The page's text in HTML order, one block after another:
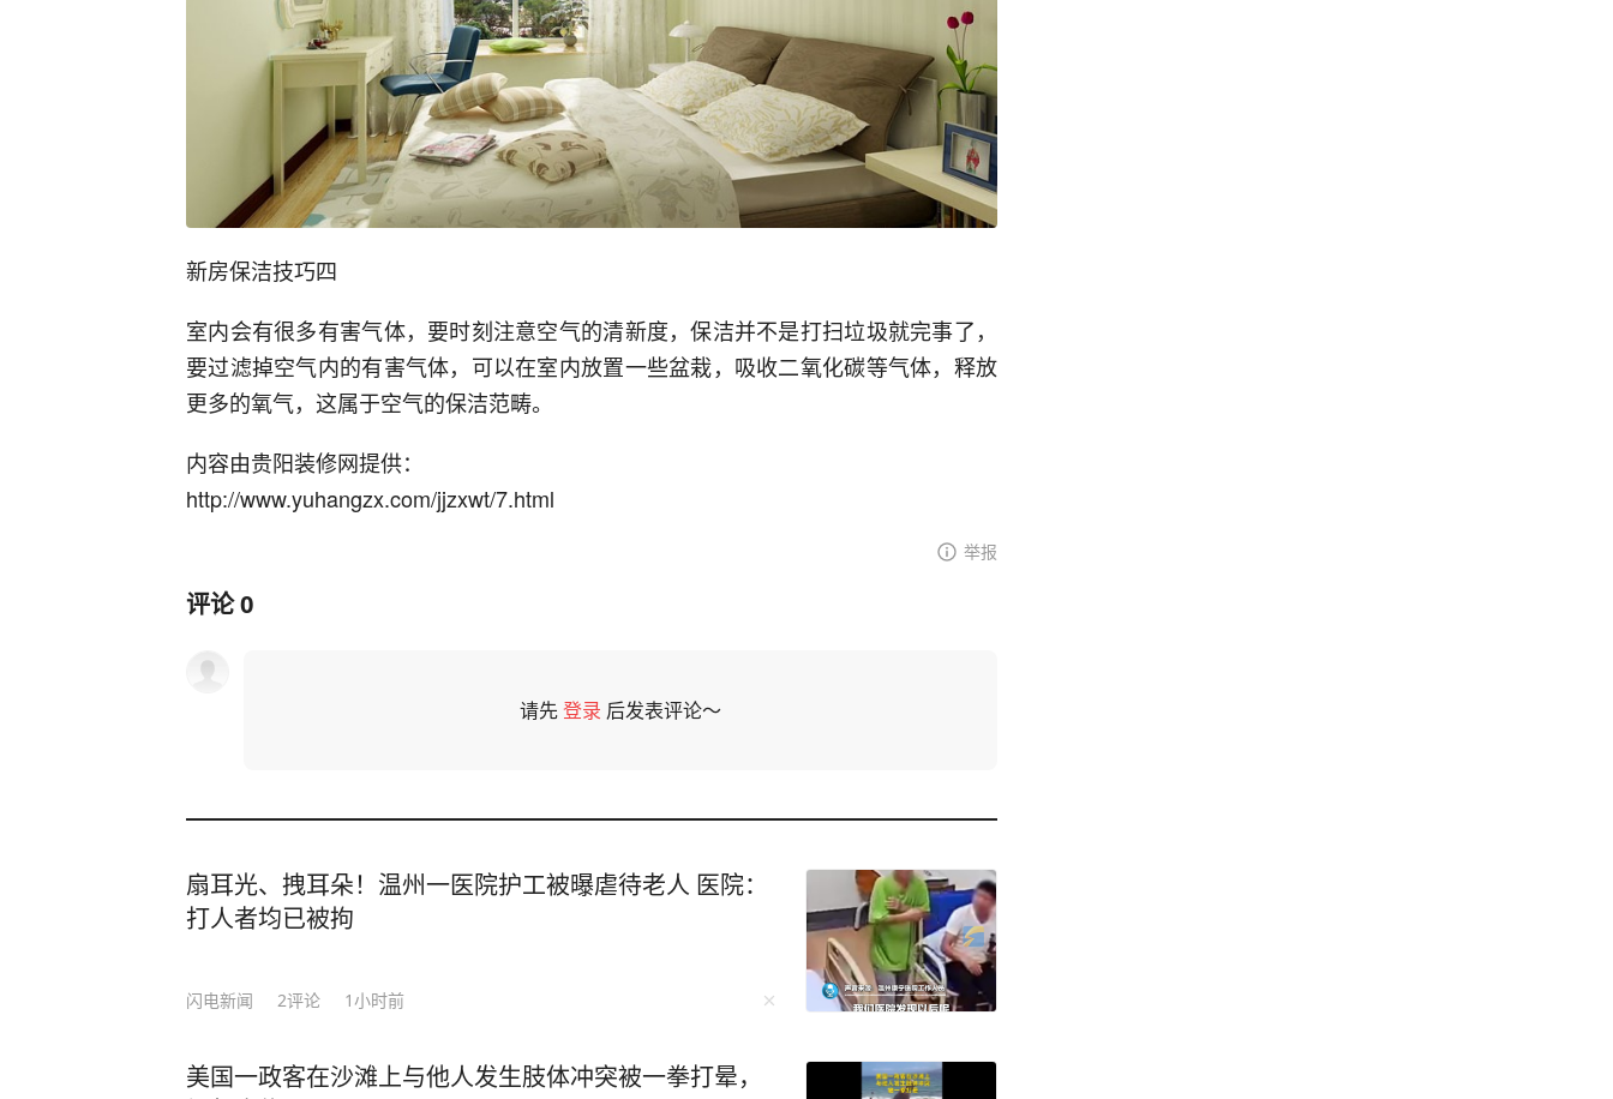
新房保洁技巧四
室内会有很多有害气体，要时刻注意空气的清新度，保洁并不是打扫垃圾就完事了，
要过滤掉空气内的有害气体，可以在室内放置一些盆栽，吸收二氧化碳等气体，释放
更多的氧气，这属于空气的保洁范畴。
内容由贵阳装修网提供：
http://www.yuhangzx.com/jjzxwt/7.html
举报
评论0
请先登录 后发表评论～
扇耳光、拽耳朵！温州一医院护工被曝虐待老人 医院：
打人者均已被拘
闪电新闻 2评论 1小时前
美国一政客在沙滩上与他人发生肢体冲突被一拳打晕，